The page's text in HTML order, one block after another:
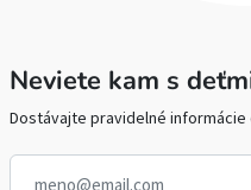
Neviete kam s
Dostávajte pravidelné informácie